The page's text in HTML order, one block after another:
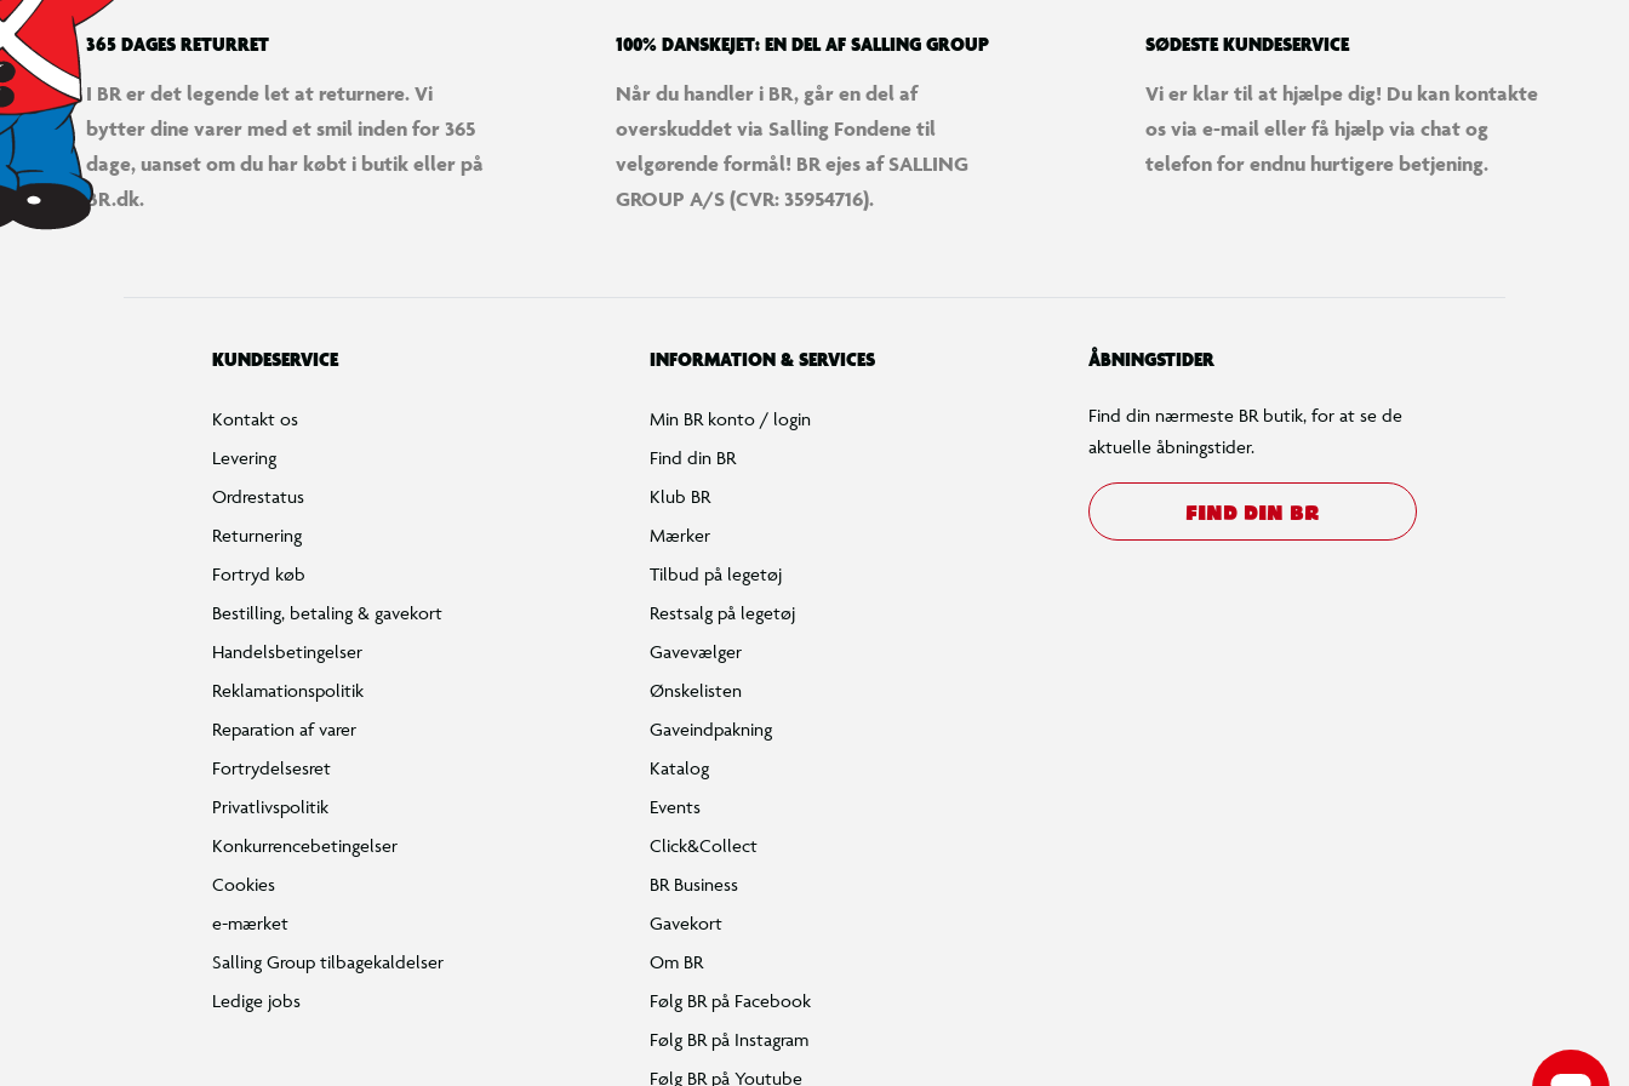
365 DAGES RETURRET
I BR er det legende let at returnere. Vi
bytter dine varer med et smil inden for 365
dage, uanset om du har købt i butik eller på
BR.dk.
100% DANSKEJET: EN DEL AF SALLING GROUP
Når du handler i BR, går en del af
overskuddet via Salling Fondene til
velgørende formål! BR ejes af SALLING
GROUP A/S (CVR: 35954716).
SØDESTE KUNDESERVICE
Vi er klar til at hjælpe dig! Du kan kontakte
os via e-mail eller få hjælp via chat og
telefon for endnu hurtigere betjening.
KUNDESERVICE
Kontakt os
Levering
Ordrestatus
Returnering
Fortryd køb
Bestilling, betaling & gavekort
Handelsbetingelser
Reklamationspolitik
Reparation af varer
Fortrydelsesret
Privatlivspolitik
Konkurrencebetingelser
Cookies
e-mærket
Salling Group tilbagekaldelser
Ledige jobs
INFORMATION & SERVICES
Min BR konto / login
Find din BR
Klub BR
Mærker
Tilbud på legetøj
Restsalg på legetøj
Gavevælger
Ønskelisten
Gaveindpakning
Katalog
Events
Click&Collect
BR Business
Gavekort
Om BR
Følg BR på Facebook
Følg BR på Instagram
Følg BR på Youtube
ÅBNINGSTIDER
Find din nærmeste BR butik, for at se de
aktuelle åbningstider.
FIND DIN BR